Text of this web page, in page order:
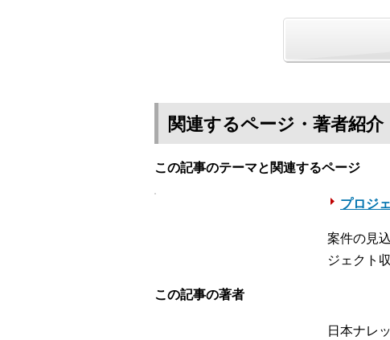
関連するページ・著者紹介
この記事のテーマと関連するページ
プロジ
案件の見
ジェクト
この記事の著者
日本ナレ